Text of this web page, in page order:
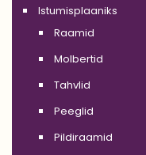
Istumisplaaniks
Raamid
Molbertid
Tahvlid
Peeglid
Pildiraamid